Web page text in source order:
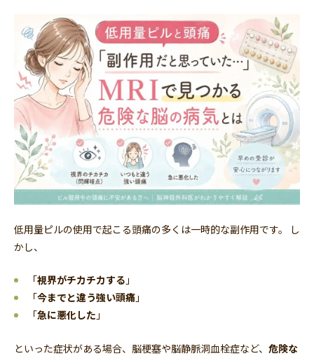
低用量ピルの使用で起こる頭痛の多くは一時的な副作用です。 し
かし、
「視界がチカチカする 」
「今までと違う強い頭痛」
「急に悪化した 」
といった症状がある場合、脳梗塞や脳静脈洞血栓症など、 危険な